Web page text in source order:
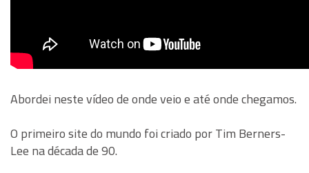
Abordei neste vídeo de onde veio e até onde chegamos.
O primeiro site do mundo foi criado por Tim Berners-
Lee na década de 90.